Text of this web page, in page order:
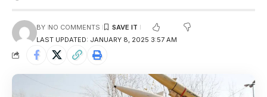
LAST UPDATED: JANUARY 8, 2025 3:57 AM
BY NO COMMENTS